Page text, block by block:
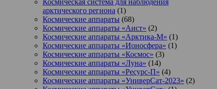
арктического региона (1)
Космические аппараты (68)
Космические аппараты «Аист» (2)
Космические аппараты «Арктика-М» (1)
Космические аппараты «Ионосфера» (1)
Космические аппараты «Космос» (3)
Космические аппараты «Луна» (14)
Космические аппараты «Ресурс-П» (4)
Космические аппараты «УниверСат-2023» (2)